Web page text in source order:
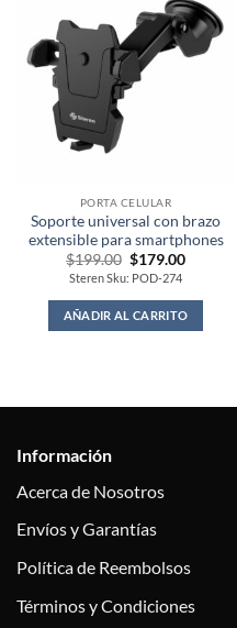
PORTA CELULAR
Soporte universal con brazo
extensible para smartphones
$199.00 Original
price
was:
$199.00.
$179.00Current
$179.00.
Steren Sku: POD-274
AÑADIR AL CARRITO
Información
Acerca de Nosotros
Envíos y Garantías
Política de Reembolsos
Términos y Condiciones